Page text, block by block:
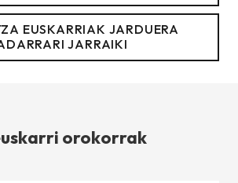
EUSKARRIAK JARDUERA
JARRAIKI
orokorrak